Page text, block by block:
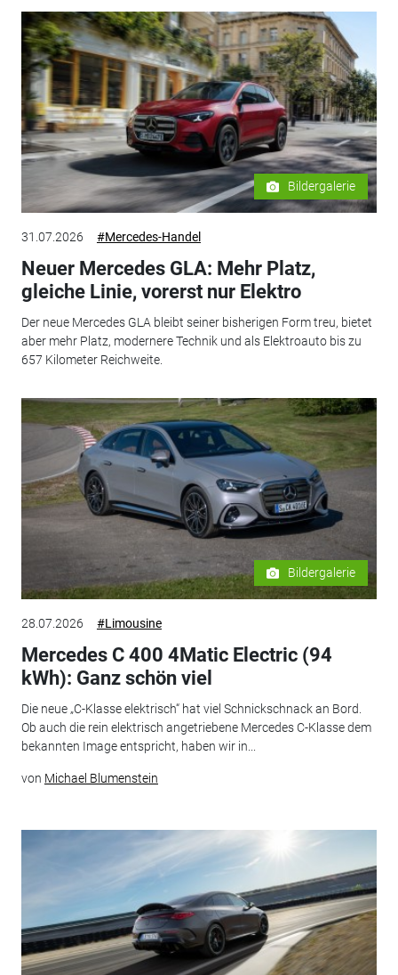
Bildergalerie
31.07.2026 #Mercedes-Handel
Neuer Mercedes GLA: Mehr Platz,
gleiche Linie, vorerst nur Elektro
Der neue Mercedes GLA bleibt seiner bisherigen Form treu, bietet
aber mehr Platz, modernere Technik und als Elektroauto bis zu
657 Kilometer Reichweite.
Bildergalerie
28.07.2026 #Limousine
Mercedes C 400 4Matic Electric (94
kWh): Ganz schön viel
Die neue „C-Klasse elektrisch“ hat viel Schnickschnack an Bord.
Ob auch die rein elektrisch angetriebene Mercedes C-Klasse dem
bekannten Image entspricht, haben wir in...
von Michael Blumenstein